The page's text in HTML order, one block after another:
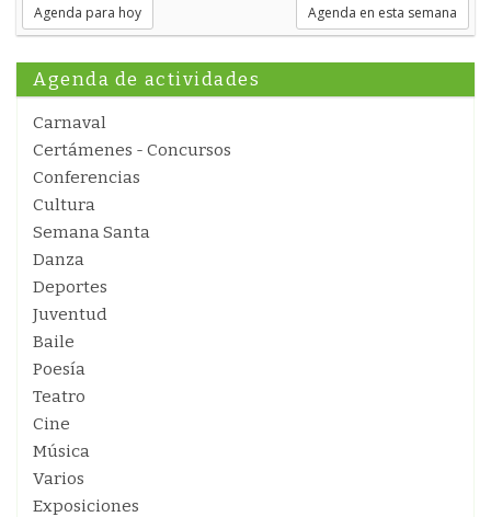
Agenda para hoy Agenda en esta semana
Agenda de actividades
Carnaval
Certámenes - Concursos
Conferencias
Cultura
Semana Santa
Danza
Deportes
Juventud
Baile
Poesía
Teatro
Cine
Música
Varios
Exposiciones